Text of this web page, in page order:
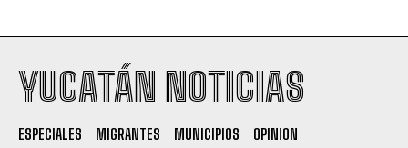
YUCATÁN NOTICIAS
ESPECIALES MIGRANTES MUNICIPIOS
OPINION